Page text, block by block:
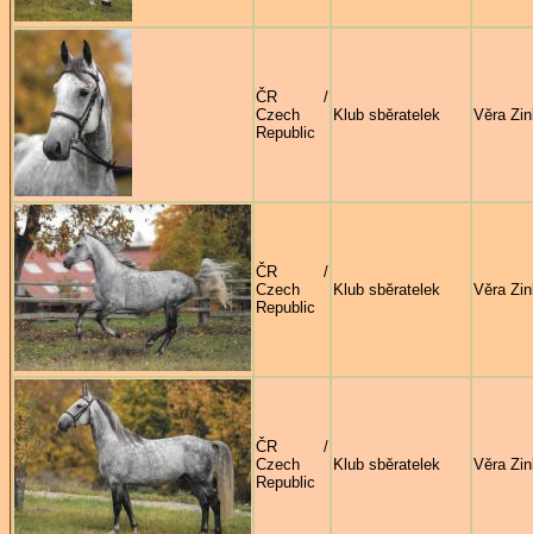
ČR /
Czech
Republic
Klub sběratelek Věra
ČR /
Czech
Republic
Klub sběratelek Věra
ČR /
Czech
Republic
Klub sběratelek Věra